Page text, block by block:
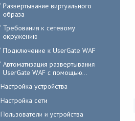
Развертывание виртуального
образа
Требования к сетевому
окружению
Подключение к UserGate WAF
Автоматизация развертывания
UserGate WAF с помощью...
Настройка устройства
Настройка сети
Пользователи и устройства